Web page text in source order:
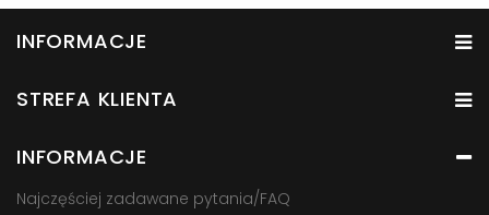
INFORMACJE
STREFA KLIENTA
INFORMACJE
Najczęściej zadawane pytania/FAQ